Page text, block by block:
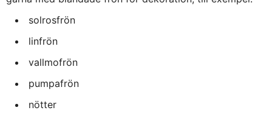
solrosfrön
linfrön
vallmofrön
pumpafrön
nötter